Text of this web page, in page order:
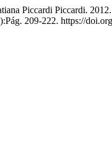
Piccardi Piccardi.
209-222. https://